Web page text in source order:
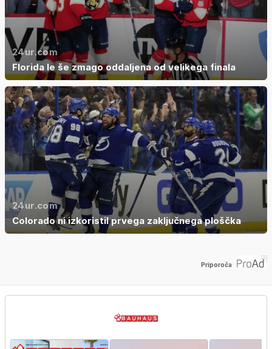
24ur.com
Florida le še zmago oddaljena od velikega finala
24ur.com
Colorado ni izkoristil prvega zaključnega ploščka
Priporoča